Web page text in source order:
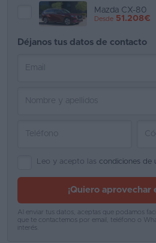
Mazda CX-80
Desde 51.208€
Déjanos tus datos de contacto
Leo y acepto las condiciones de
¡Quiero aprovechar
Al enviar tus datos, aceptas que podamos
que te contactemos por email, teléfono o
interés.